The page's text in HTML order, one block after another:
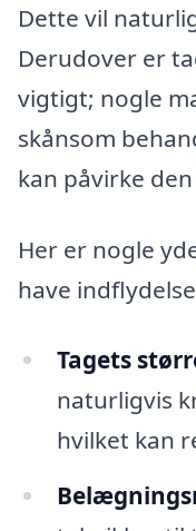
Dette vil
Derudover er
vigtigt; nogle
skånsom
kan påvirke
Her er nogle
have
Tagets
naturligvis
hvilket kan